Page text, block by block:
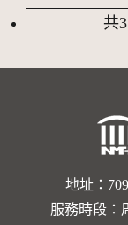
共
地址：
服務時段：